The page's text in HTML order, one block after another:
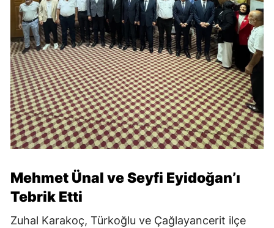
Mehmet Ünal ve Seyfi Eyidoğan’ı
Tebrik Etti
Zuhal Karakoç, Türkoğlu ve Çağlayancerit ilçe